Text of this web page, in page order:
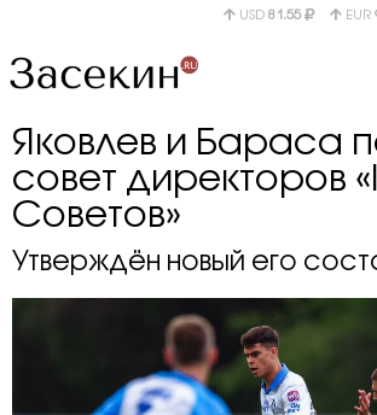
USD 81.55 EUR
Яковлев и Бараса
совет директоров
Советов»
Утверждён новый его